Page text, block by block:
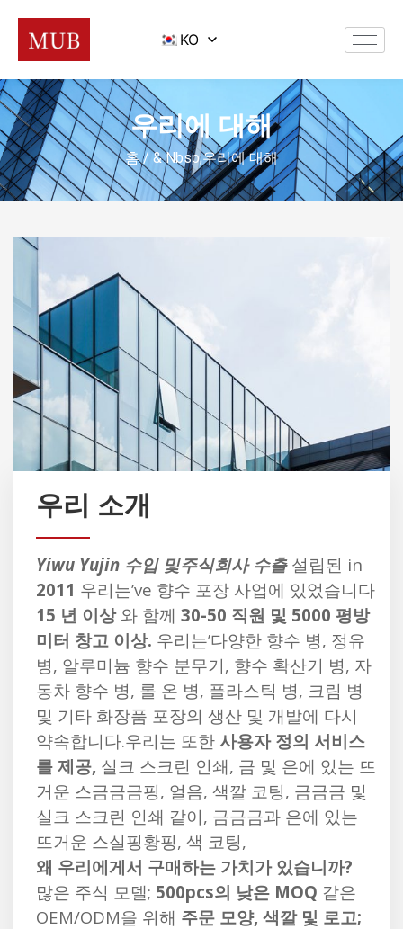
KO
우리에 대해
홈/ & Nbsp;우리에 대해
우리 소개
Yiwu Yujin 수입 및주식회사 수출 설립된 in
2011 우리는’ve 향수 포장 사업에 있었습니다
15 년 이상와 함께 30-50 직원 및 5000 평방
미터 창고 이상. 우리는’다양한 향수 병, 정유
병, 알루미늄 향수 분무기, 향수 확산기 병, 자
동차 향수 병, 롤 온 병, 플라스틱 병, 크림 병
및 기타 화장품 포장의 생산 및 개발에 다시
약속합니다.우리는 또한 사용자 정의 서비스
를 제공, 실크 스크린 인쇄, 금 및 은에 있는 뜨
거운 스금금금핑, 얼음, 색깔 코팅, 금금금 및
실크 스크린 인쇄 같이, 금금금과 은에 있는
뜨거운 스실핑황핑, 색 코팅,
왜 우리에게서 구매하는 가치가 있습니까?
많은 주식 모델; 500pcs의 낮은 MOQ 같은
OEM/ODM을 위해 주문 모양, 색깔 및 로고;